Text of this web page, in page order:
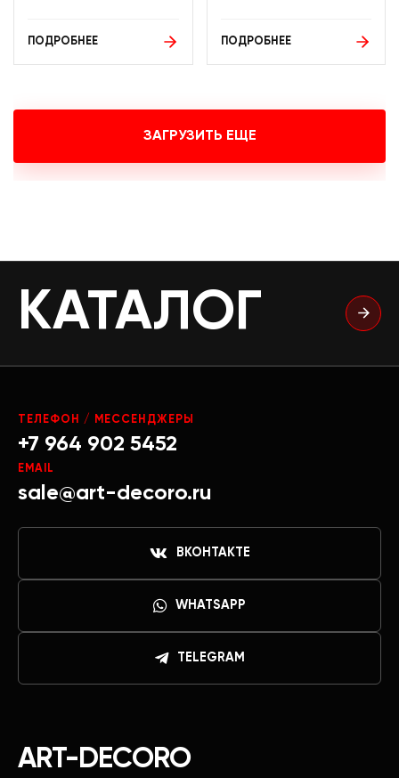
ПОДРОБНЕЕ ПОДРОБНЕЕ
ЗАГРУЗИТЬ ЕЩЕ
КАТАЛОГ
ART-DECORO
ТЕЛЕФОН / МЕССЕНДЖЕРЫ
+7 964 902 5452
EMAIL
sale@art-decoro.ru
ВКОНТАКТЕ
WHATSAPP
TELEGRAM